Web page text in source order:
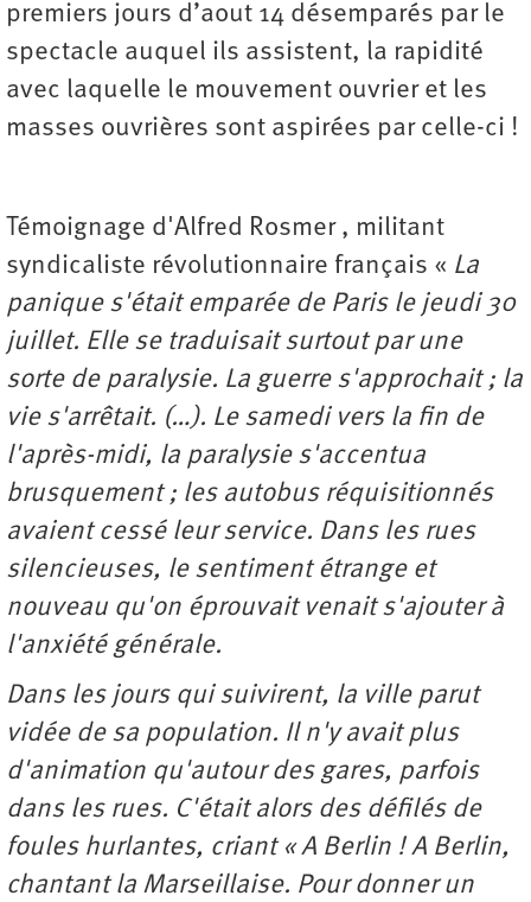
premiers jours d’aout 14 désemparés par le
spectacle auquel ils assistent, la rapidité
avec laquelle le mouvement ouvrier et les
masses ouvrières sont aspirées par celle-ci !
Témoignage d'Alfred Rosmer , militant
syndicaliste révolutionnaire français « La
panique s'était emparée de Paris le jeudi 30
juillet. Elle se traduisait surtout par une
sorte de paralysie. La guerre s'approchait ; la
vie s'arrêtait. (…). Le samedi vers la fin de
l'après-midi, la paralysie s'accentua
brusquement ; les autobus réquisitionnés
avaient cessé leur service. Dans les rues
silencieuses, le sentiment étrange et
nouveau qu'on éprouvait venait s'ajouter à
l'anxiété générale.
Dans les jours qui suivirent, la ville parut
vidée de sa population. Il n'y avait plus
d'animation qu'autour des gares, parfois
dans les rues. C'était alors des défilés de
foules hurlantes, criant « A Berlin ! A Berlin,
chantant la Marseillaise. Pour donner un